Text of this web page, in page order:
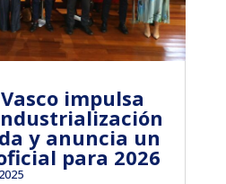
impulsa
y anuncia un
para 2026